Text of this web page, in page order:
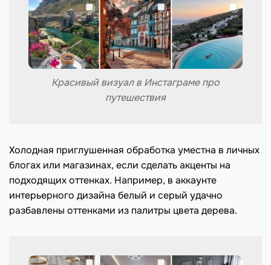
Красивый визуал в Инстаграме про
путешествия
Холодная приглушенная обработка уместна в личных
блогах или магазинах, если сделать акценты на
подходящих оттенках. Например, в аккаунте
интерьерного дизайна белый и серый удачно
разбавлены оттенками из палитры цвета дерева.